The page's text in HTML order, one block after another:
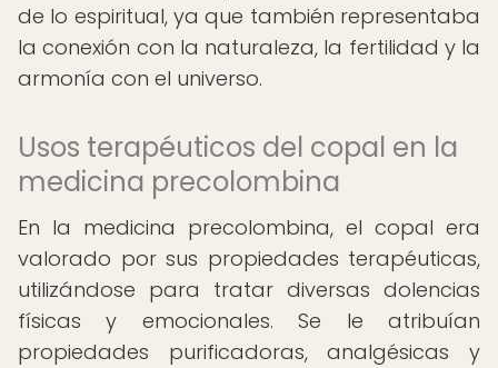
de lo espiritual, ya que también representaba
la conexión con la naturaleza, la fertilidad y la
armonía con el universo.
Usos terapéuticos del copal en la
medicina precolombina
En la medicina precolombina, el copal era
valorado por sus propiedades terapéuticas,
utilizándose para tratar diversas dolencias
físicas y emocionales. Se le atribuían
propiedades purificadoras, analgésicas y